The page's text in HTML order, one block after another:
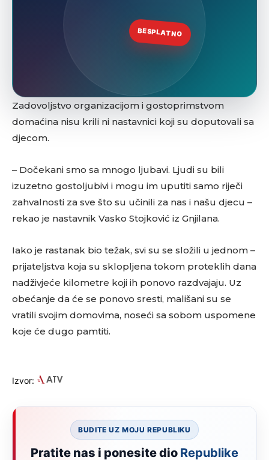
Zadovoljstvo organizacijom i gostoprimstvom
domaćina nisu krili ni nastavnici koji su doputovali sa
djecom.
– Dočekani smo sa mnogo ljubavi. Ljudi su bili
izuzetno gostoljubivi i mogu im uputiti samo riječi
zahvalnosti za sve što su učinili za nas i našu djecu –
rekao je nastavnik Vasko Stojković iz Gnjilana.
Iako je rastanak bio težak, svi su se složili u jednom –
prijateljstva koja su sklopljena tokom proteklih dana
nadživjeće kilometre koji ih ponovo razdvajaju. Uz
obećanje da će se ponovo sresti, mališani su se
vratili svojim domovima, noseći sa sobom uspomene
koje će dugo pamtiti.
Izvor:
BUDITE UZ MOJU REPUBLIKU
Pratite nas i ponesite dio Republike